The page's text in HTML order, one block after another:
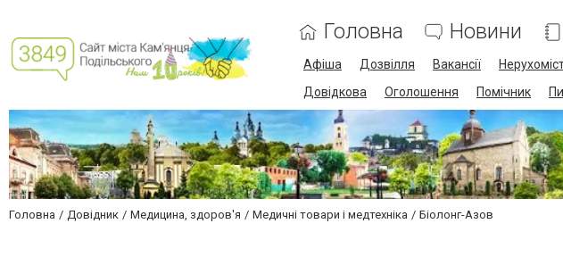
Головна Новини
Афіша Дозвілля Вакансії
Довідкова
Оголошення Помічник
Головна Довідник Медицина, здоров'я Медичні товари і медтехніка Біолонг-Азов